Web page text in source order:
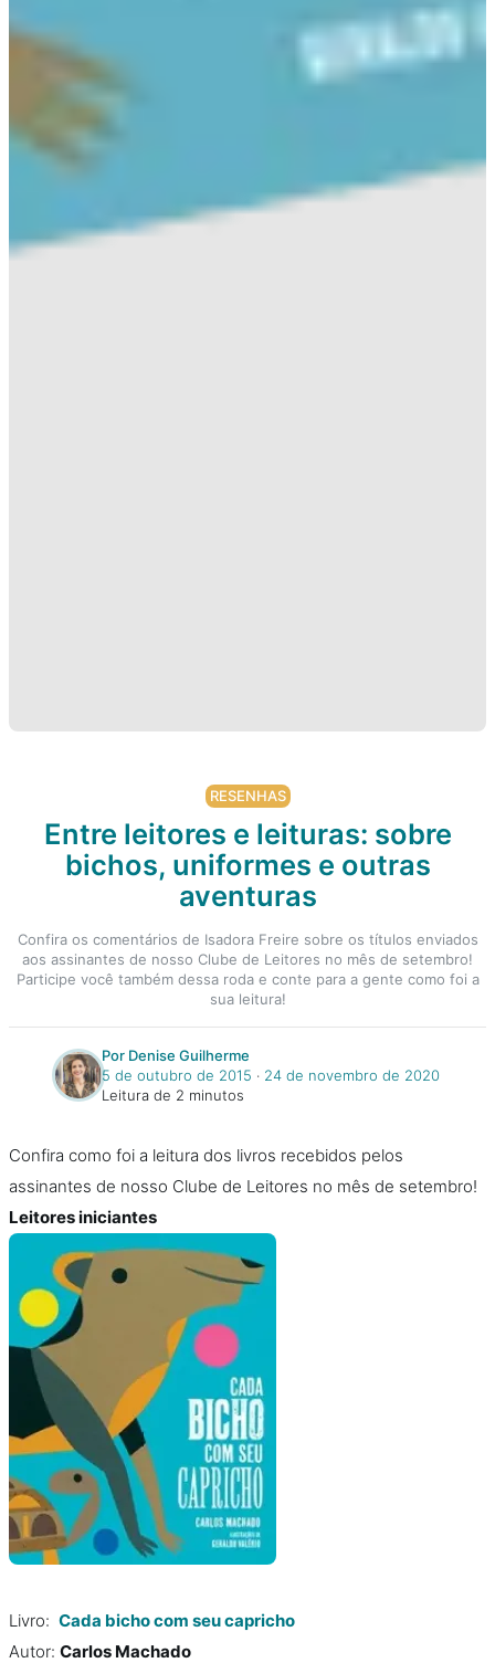
RESENHAS
Entre leitores e leituras: sobre
bichos, uniformes e outras
aventuras
Confira os comentários de Isadora Freire sobre os títulos enviados
aos assinantes de nosso Clube de Leitores no mês de setembro!
Participe você também dessa roda e conte para a gente como foi a
sua leitura!
Por Denise Guilherme
5 de outubro de 2015 ‧ 24 de novembro de 2020
Leitura de 2 minutos
Confira como foi a leitura dos livros recebidos pelos
assinantes de nosso Clube de Leitores no mês de setembro!
Leitores iniciantes
Livro: Cada bicho com seu capricho
Autor: Carlos Machado